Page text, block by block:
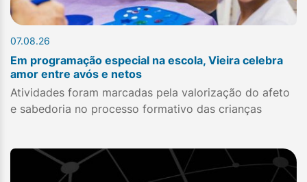
07.08.26
Em programação especial na escola, Vieira celebra
amor entre avós e netos
Atividades foram marcadas pela valorização do afeto
e sabedoria no processo formativo das crianças